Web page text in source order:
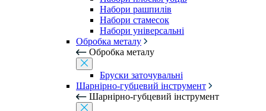
Набори рашпилів
Набори стамесок
Набори універсальні
Обробка металу
Обробка металу
Бруски заточувальні
Шарнірно-губцевий інструмент
Шарнірно-губцевий інструмент